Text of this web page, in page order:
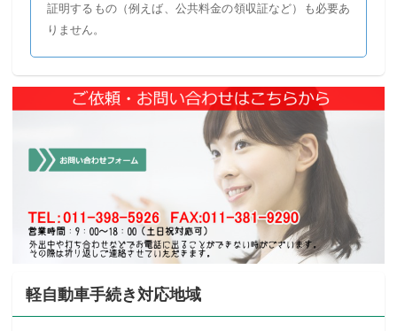
証明するもの（例えば、公共料金の領収証など）も必要あ
りません。
軽自動車手続き対応地域